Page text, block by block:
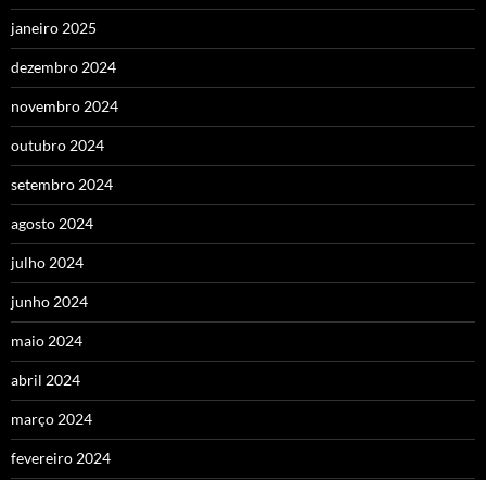
janeiro 2025
dezembro 2024
novembro 2024
outubro 2024
setembro 2024
agosto 2024
julho 2024
junho 2024
maio 2024
abril 2024
março 2024
fevereiro 2024